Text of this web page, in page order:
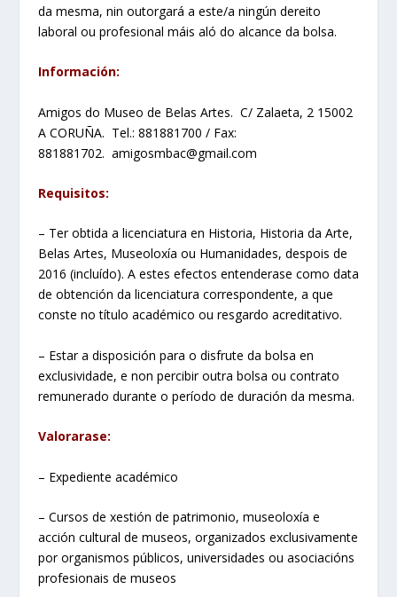
da mesma, nin outorgará a este/a ningún dereito
laboral ou profesional máis aló do alcance da bolsa.
Información:
Amigos do Museo de Belas Artes. C/ Zalaeta, 2 15002
A CORUÑA. Tel.: 881881700 / Fax:
881881702. amigosmbac@gmail.com
Requisitos:
– Ter obtida a licenciatura en Historia, Historia da Arte,
Belas Artes, Museoloxía ou Humanidades, despois de
2016 (incluído). A estes efectos entenderase como data
de obtención da licenciatura correspondente, a que
conste no título académico ou resgardo acreditativo.
– Estar a disposición para o disfrute da bolsa en
exclusividade, e non percibir outra bolsa ou contrato
remunerado durante o período de duración da mesma.
Valorarase:
– Expediente académico
– Cursos de xestión de patrimonio, museoloxía e
acción cultural de museos, organizados exclusivamente
por organismos públicos, universidades ou asociacións
profesionais de museos